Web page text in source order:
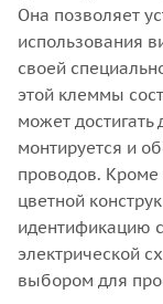
Она позволяет
использования
своей
этой клеммы
может достигать
монтируется и
проводов. Кроме
цветной
идентификацию
электрической
выбором для